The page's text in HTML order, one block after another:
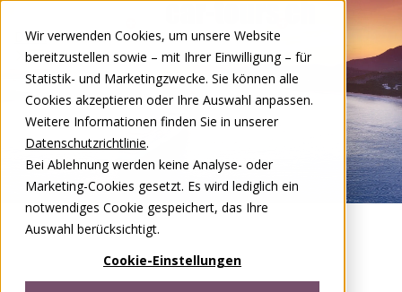
Wir verwenden Cookies, um unsere Website
bereitzustellen sowie – mit Ihrer Einwilligung – für
Statistik- und Marketingzwecke. Sie können alle
Cookies akzeptieren oder Ihre Auswahl anpassen.
Weitere Informationen finden Sie in unserer
Datenschutzrichtlinie.
Bei Ablehnung werden keine Analyse- oder
Marketing-Cookies gesetzt. Es wird lediglich ein
notwendiges Cookie gespeichert, das Ihre
Auswahl berücksichtigt.
Cookie-Einstellungen
DEFR
Open menu